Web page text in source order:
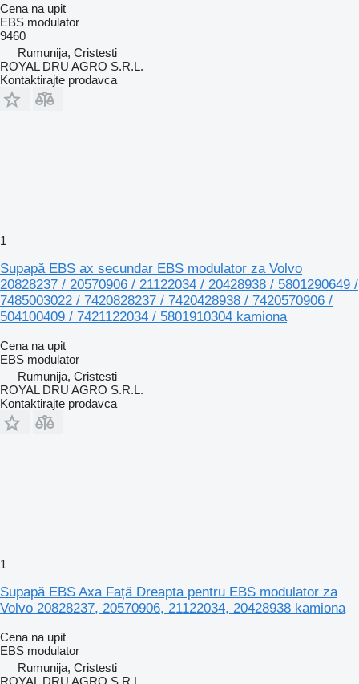
Cena na upit
EBS modulator
9460
Rumunija, Cristesti
ROYAL DRU AGRO S.R.L.
Kontaktirajte prodavca
1
Supapă EBS ax secundar EBS modulator za Volvo
20828237 / 20570906 / 21122034 / 20428938 / 5801290649 /
7485003022 / 7420828237 / 7420428938 / 7420570906 /
504100409 / 7421122034 / 5801910304 kamiona
Cena na upit
EBS modulator
Rumunija, Cristesti
ROYAL DRU AGRO S.R.L.
Kontaktirajte prodavca
1
Supapă EBS Axa Față Dreapta pentru EBS modulator za
Volvo 20828237, 20570906, 21122034, 20428938 kamiona
Cena na upit
EBS modulator
Rumunija, Cristesti
ROYAL DRU AGRO S.R.L.